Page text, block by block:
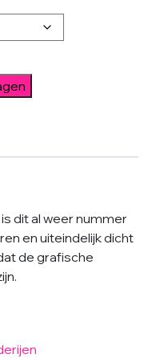
dit al weer nummer
en uiteindelijk dicht
de grafische